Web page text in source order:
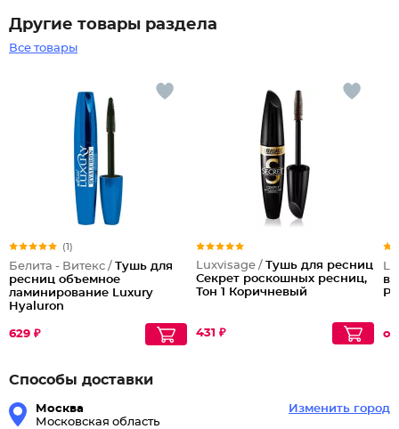
Другие товары раздела
Все товары
(1)
Белита - Витекс / Тушь для
ресниц объемное
ламинирование Luxury
Hyaluron
629 ₽
Luxvisage / Тушь для ресниц
Секрет роскошных ресниц,
Тон 1 Коричневый
431 ₽ от
Способы доставки
Москва
Московская область
Изменить город